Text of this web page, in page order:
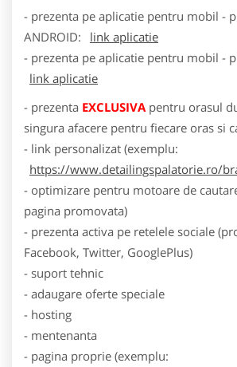
- prezenta pe aplicatie pentru mobil -
ANDROID:
link aplicatie
- prezenta pe aplicatie pentru mobil -
link aplicatie
- prezenta EXCLUSIVA pentru orasul
singura afacere pentru fiecare oras si
- link personalizat (exemplu:
https://www.detailingspalatorie.ro/
- optimizare pentru motoare de
pagina promovata)
- prezenta activa pe retelele sociale
Facebook, Twitter, GooglePlus)
- suport tehnic
- adaugare oferte speciale
- hosting
- mentenanta
- pagina proprie (exemplu: